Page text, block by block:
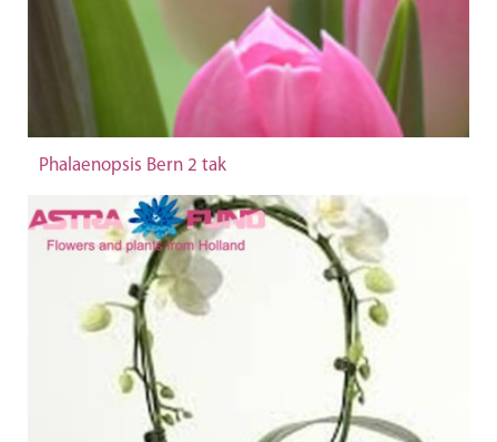
Phalaenopsis Bern 2 tak